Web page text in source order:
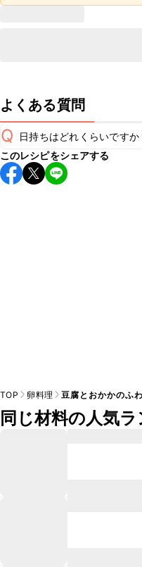
よくある質問
Q 日持ちはどれくらいですか
保存期間は冷蔵で翌日中が
し上がりください。
このレシピをシェアする
TOP 卵料理 豆腐とおかかのふ
同じ材料の人気